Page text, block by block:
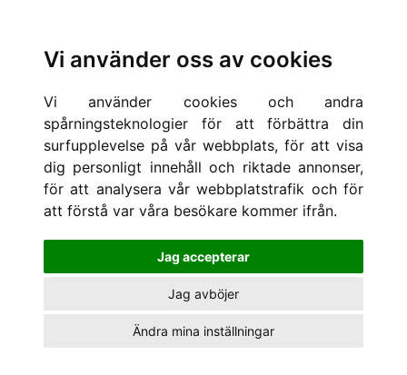
Vi använder oss av cookies
Vi använder cookies och andra
spårningsteknologier för att förbättra din
surfupplevelse på vår webbplats, för att visa
dig personligt innehåll och riktade annonser,
för att analysera vår webbplatstrafik och för
att förstå var våra besökare kommer ifrån.
Jag accepterar
Jag avböjer
Ändra mina inställningar